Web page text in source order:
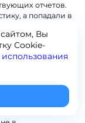
отчетов.
а попадали в
в нижней
отчеты
Вы
Сookie-